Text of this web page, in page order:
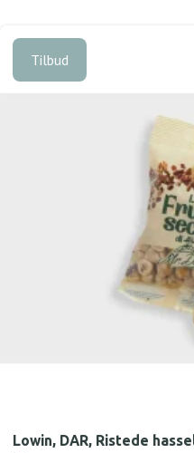
Tilbud
Lowin, DAR, Ristede